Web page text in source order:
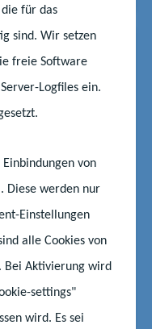
für das
sind. Wir setzen
freie Software
Logfiles ein.
von
Diese werden nur
Einstellungen
alle Cookies von
Aktivierung wird
settings"
wird. Es sei
für
Hub für berufliche
den Berufsalltag
mehrere